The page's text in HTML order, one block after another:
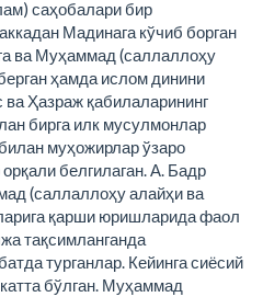
саҳобалари бир
Мадинага кўчиб борган
ва Муҳаммад (саллаллоҳу
ҳамда ислом динини
Ҳазраж қабилаларининг
бирга илк мусулмонлар
муҳожирлар ўзаро
белгилаган. А. Бадр
(саллаллоҳу алайҳи ва
қарши юришларида фаол
тақсимланганда
турганлар. Кейинга сиёсий
бўлган. Муҳаммад